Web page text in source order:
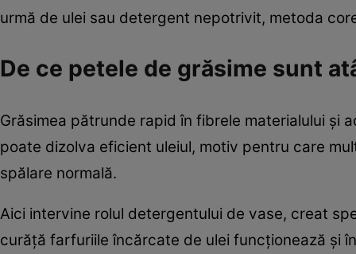
urmă de ulei sau detergent nepotrivit, metoda
De ce petele de grăsime sunt
Grăsimea pătrunde rapid în fibrele materialului și
poate dizolva eficient uleiul, motiv pentru care
spălare normală.
Aici intervine rolul detergentului de vase, creat
curăță farfuriile încărcate de ulei funcționează și